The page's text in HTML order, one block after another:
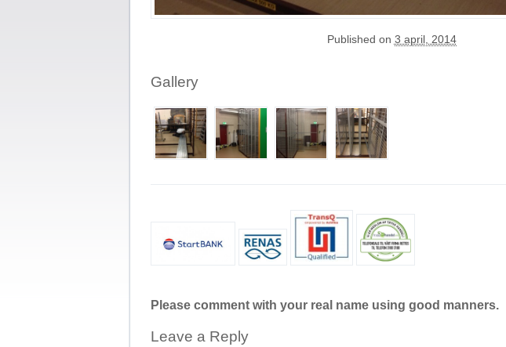
Published on 3 april, 2014
Gallery
Please comment with your real name using good manners.
Leave a Reply